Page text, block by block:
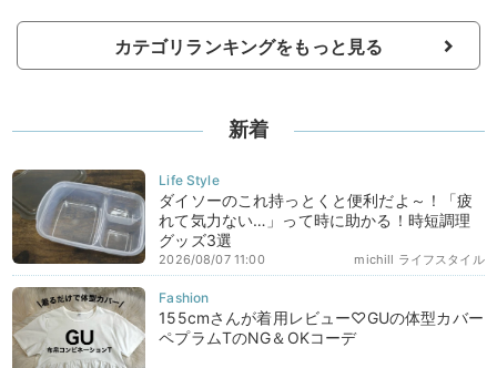
カテゴリランキングをもっと見る
新着
ダイソーのこれ持っとくと便利だよ～！「疲
れて気力ない…」って時に助かる！時短調理
グッズ3選
michill ライフスタイル
2026/08/07 11:00
155cmさんが着用レビュー♡GUの体型カバー
ペプラムTのNG＆OKコーデ